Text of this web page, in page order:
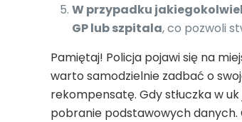
W przypadku
GP lub szpitala, co pozwoli
Pamiętaj! Policja pojawi się na
warto samodzielnie zadbać o
rekompensatę. Gdy stłuczka w
pobranie podstawowych danych.